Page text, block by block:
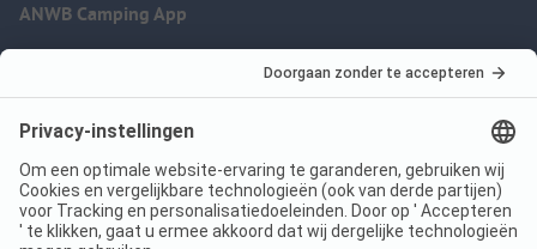
ANWB Camping App
Imprint
Jouw privacy
Voorwaarden